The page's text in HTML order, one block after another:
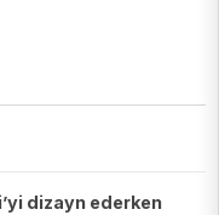
dizayn ederken